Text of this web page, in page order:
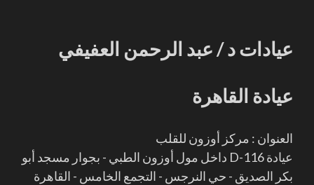
عيادات د / عبد الرحمن العفيفي
عيادة القاهرة
العنوان : مركز أوزون للقلب
عيادة D-116 داخل مول أوزون الطبي - بجوار مسجد أبو
بكر الصديق - حي النرجس - التجمع الخامس - القاهرة